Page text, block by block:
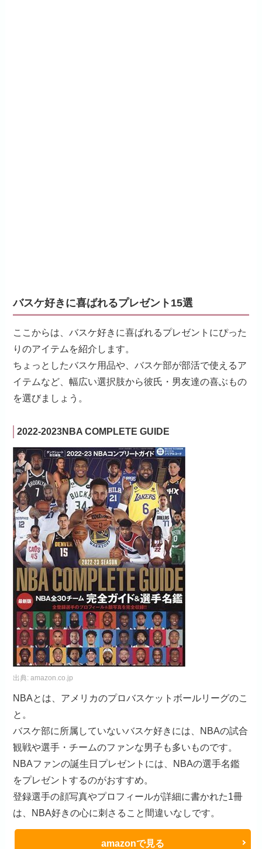
バスケ好きに喜ばれるプレゼント15選
ここからは、バスケ好きに喜ばれるプレゼントにぴった
りのアイテムを紹介します。
ちょっとしたバスケ用品や、バスケ部が部活で使えるア
イテムなど、幅広い選択肢から彼氏・男友達の喜ぶもの
を選びましょう。
2022-2023NBA COMPLETE GUIDE
出典:amazon.co.jp
NBAとは、アメリカのプロバスケットボールリーグのこ
と。
バスケ部に所属していないバスケ好きには、NBAの試合
観戦や選手・チームのファンな男子も多いものです。
NBAファンの誕生日プレゼントには、NBAの選手名鑑
をプレゼントするのがおすすめ。
登録選手の顔写真やプロフィールが詳細に書かれた1冊
は、NBA好きの心に刺さること間違いなしです。
amazonで見る